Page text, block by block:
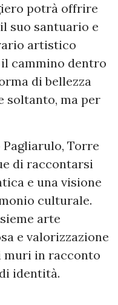
potrà offrire
suo santuario e
artistico
cammino dentro
di bellezza
soltanto, ma per
Torre
di raccontarsi
e una visione
culturale.
arte
e valorizzazione
muri in racconto
identità.